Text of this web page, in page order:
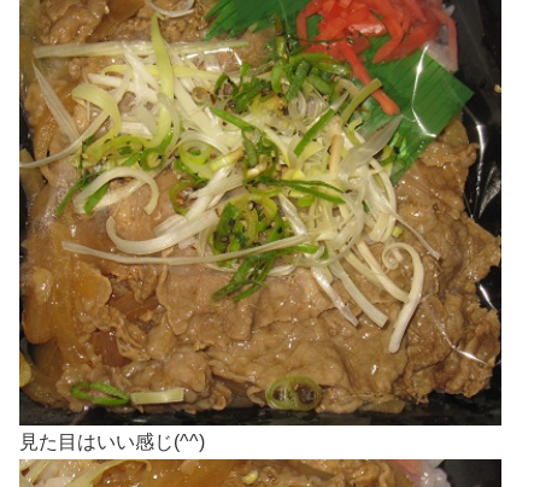
見た目はいい感じ(^^)